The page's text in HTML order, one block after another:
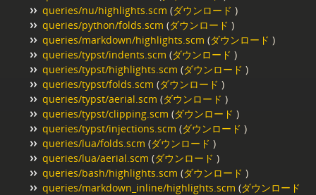
queries/nu/highlights.scm (ダウンロード )
queries/python/folds.scm (ダウンロード )
queries/markdown/highlights.scm (ダウンロード )
queries/typst/indents.scm (ダウンロード )
queries/typst/highlights.scm (ダウンロード )
queries/typst/folds.scm (ダウンロード )
queries/typst/aerial.scm (ダウンロード )
queries/typst/clipping.scm (ダウンロード )
queries/typst/injections.scm (ダウンロード )
queries/lua/folds.scm (ダウンロード )
queries/lua/aerial.scm (ダウンロード )
queries/bash/highlights.scm (ダウンロード )
queries/markdown_inline/highlights.scm (ダウンロード